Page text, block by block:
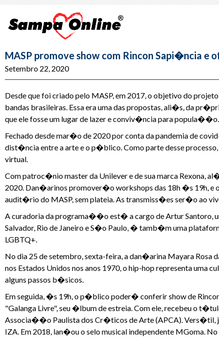
MASP promove show com Rincon Sapi�ncia e
Setembro 22, 2020
Desde que foi criado pelo MASP, em 2017, o objetivo do
bandas brasileiras. Essa era uma das propostas, ali�s, da
que ele fosse um lugar de lazer e conviv�ncia para popula��o.
Fechado desde mar�o de 2020 por conta da pandemia de
dist�ncia entre a arte e o p�blico. Como parte desse
virtual.
Com patroc�nio master da Unilever e de sua marca Rexona,
2020. Dan�arinos promover�o workshops das 18h �s 19h,
audit�rio do MASP, sem plateia. As transmiss�es ser�o ao
A curadoria da programa��o est� a cargo de Artur Santoro,
Salvador, Rio de Janeiro e S�o Paulo, � tamb�m uma
LGBTQ+.
No dia 25 de setembro, sexta-feira, a dan�arina Mayara
nos Estados Unidos nos anos 1970, o hip-hop representa uma
alguns passos b�sicos.
Em seguida, �s 19h, o p�blico poder� conferir show de
"Galanga Livre", seu �lbum de estreia. Com ele, recebeu o
Associa��o Paulista dos Cr�ticos de Arte (APCA). Vers�til,
IZA. Em 2018, lan�ou o selo musical independente MGoma.